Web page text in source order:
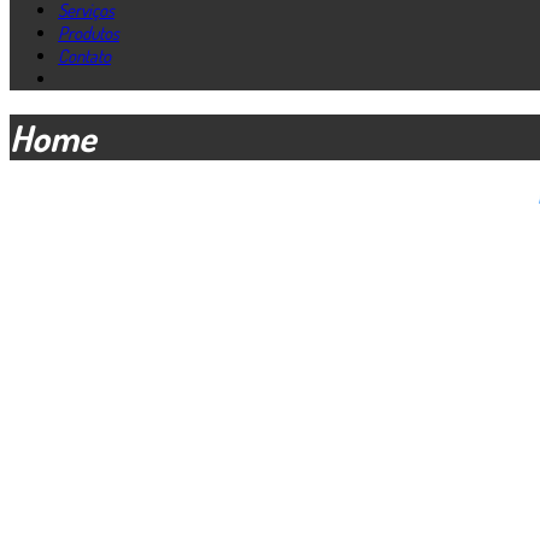
Serviços
Produtos
Contato
Home